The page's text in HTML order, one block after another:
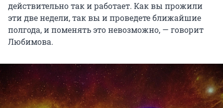
действительно так и работает. Как вы прожили
эти две недели, так вы и проведете ближайшие
полгода, и поменять это невозможно, — говорит
Любимова.